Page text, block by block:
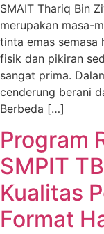
SMAIT Thariq Bin
merupakan masa-
tinta emas semasa
fisik dan pikiran
sangat prima.
cenderung berani
Berbeda […]
Program
SMPIT
Kualitas
Format